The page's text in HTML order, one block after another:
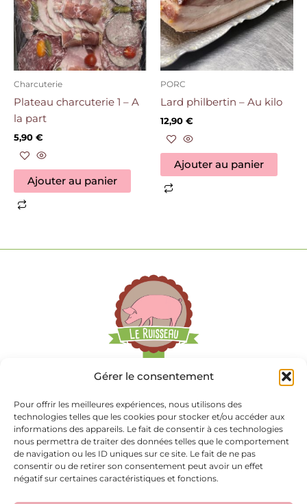
Gérer le consentement
Pour offrir les meilleures expériences, nous utilisons des
technologies telles que les cookies pour stocker et/ou accéder aux
informations des appareils. Le fait de consentir à ces technologies
nous permettra de traiter des données telles que le comportement
de navigation ou les ID uniques sur ce site. Le fait de ne pas
consentir ou de retirer son consentement peut avoir un effet
négatif sur certaines caractéristiques et fonctions.
Charcuterie
Plateau charcuterie 1 – A
la part
5,90 €
Ajouter au panier
PORC
Lard philbertin – Au kilo
12,90 €
Ajouter au panier
69 La Basse Blinière
85660 Saint Philbert de Bouaine